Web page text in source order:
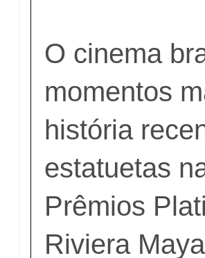
O cinema
momentos
história
estatuetas
Prêmios
Riviera